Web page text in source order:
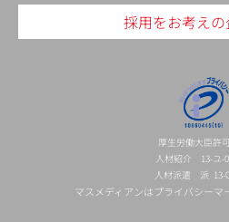
採用をお考え
厚生労働大臣許
人材紹介 13-ユ-
人材派遣 派 13-
マスメディアンはプライバシーマ